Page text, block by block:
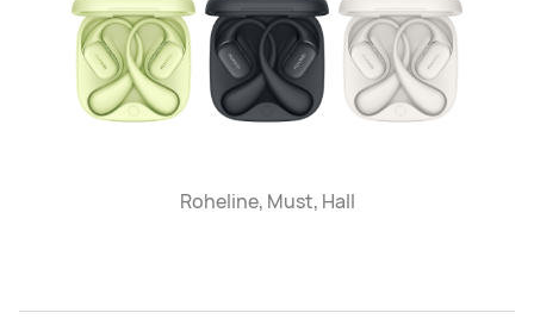
Roheline, Must, Hall